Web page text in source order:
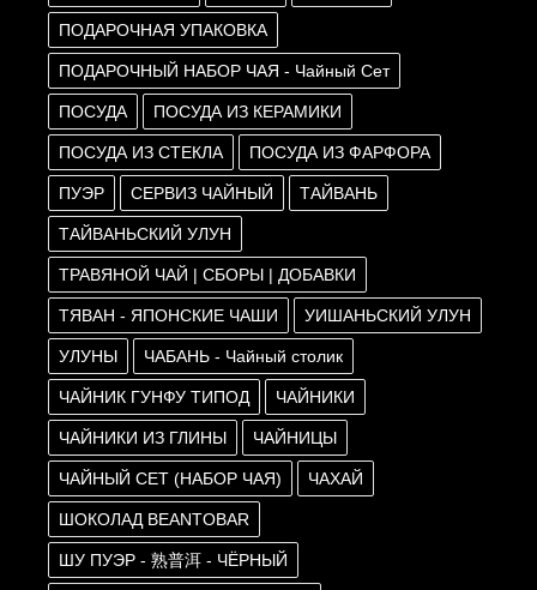
ПОДАРОЧНАЯ УПАКОВКА
ПОДАРОЧНЫЙ НАБОР ЧАЯ - Чайный Сет
ПОСУДА ПОСУДА ИЗ КЕРАМИКИ
ПОСУДА ИЗ СТЕКЛА ПОСУДА ИЗ ФАРФОРА
ПУЭР СЕРВИЗ ЧАЙНЫЙ ТАЙВАНЬ
ТАЙВАНЬСКИЙ УЛУН
ТРАВЯНОЙ ЧАЙ | СБОРЫ | ДОБАВКИ
ТЯВАН - ЯПОНСКИЕ ЧАШИ УИШАНЬСКИЙ УЛУН
УЛУНЫ ЧАБАНЬ - Чайный столик
ЧАЙНИК ГУНФУ ТИПОД ЧАЙНИКИ
ЧАЙНИКИ ИЗ ГЛИНЫ ЧАЙНИЦЫ
ЧАЙНЫЙ СЕТ (НАБОР ЧАЯ) ЧАХАЙ
ШОКОЛАД BEANTOBAR
ШУ ПУЭР - 熟普洱 - ЧЁРНЫЙ